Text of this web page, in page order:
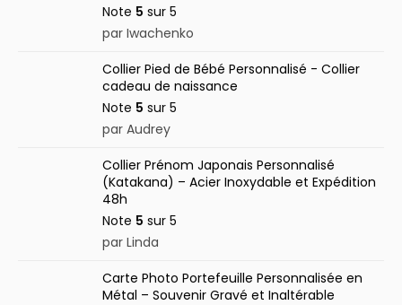
Note 5 sur 5
par Iwachenko
Collier Pied de Bébé Personnalisé - Collier
cadeau de naissance
Note 5 sur 5
par Audrey
Collier Prénom Japonais Personnalisé
(Katakana) – Acier Inoxydable et Expédition
48h
Note 5 sur 5
par Linda
Carte Photo Portefeuille Personnalisée en
Métal – Souvenir Gravé et Inaltérable